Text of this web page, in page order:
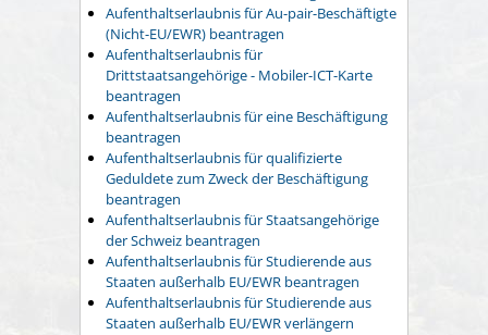
Aufenthaltserlaubnis für Au-pair-Beschäftigte
(Nicht-EU/EWR) beantragen
Aufenthaltserlaubnis für
Drittstaatsangehörige - Mobiler-ICT-Karte
beantragen
Aufenthaltserlaubnis für eine Beschäftigung
beantragen
Aufenthaltserlaubnis für qualifizierte
Geduldete zum Zweck der Beschäftigung
beantragen
Aufenthaltserlaubnis für Staatsangehörige
der Schweiz beantragen
Aufenthaltserlaubnis für Studierende aus
Staaten außerhalb EU/EWR beantragen
Aufenthaltserlaubnis für Studierende aus
Staaten außerhalb EU/EWR verlängern